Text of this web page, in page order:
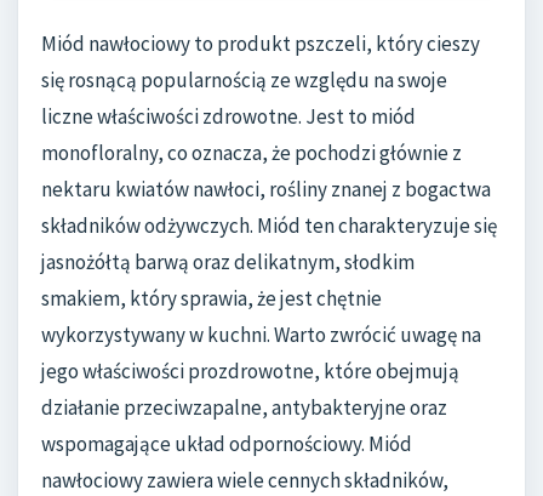
Miód nawłociowy to produkt pszczeli, który cieszy
się rosnącą popularnością ze względu na swoje
liczne właściwości zdrowotne. Jest to miód
monofloralny, co oznacza, że pochodzi głównie z
nektaru kwiatów nawłoci, rośliny znanej z bogactwa
składników odżywczych. Miód ten charakteryzuje się
jasnożółtą barwą oraz delikatnym, słodkim
smakiem, który sprawia, że jest chętnie
wykorzystywany w kuchni. Warto zwrócić uwagę na
jego właściwości prozdrowotne, które obejmują
działanie przeciwzapalne, antybakteryjne oraz
wspomagające układ odpornościowy. Miód
nawłociowy zawiera wiele cennych składników,